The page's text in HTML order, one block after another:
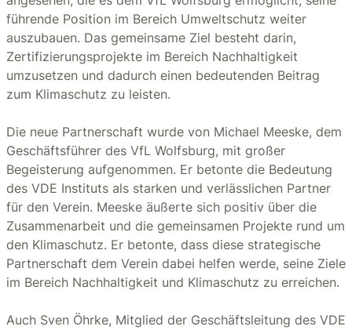
führende Position im Bereich Umweltschutz weiter
auszubauen. Das gemeinsame Ziel besteht darin,
Zertifizierungsprojekte im Bereich Nachhaltigkeit
umzusetzen und dadurch einen bedeutenden Beitrag
zum Klimaschutz zu leisten.
Die neue Partnerschaft wurde von Michael Meeske, dem
Geschäftsführer des VfL Wolfsburg, mit großer
Begeisterung aufgenommen. Er betonte die Bedeutung
des VDE Instituts als starken und verlässlichen Partner
für den Verein. Meeske äußerte sich positiv über die
Zusammenarbeit und die gemeinsamen Projekte rund um
den Klimaschutz. Er betonte, dass diese strategische
Partnerschaft dem Verein dabei helfen werde, seine Ziele
im Bereich Nachhaltigkeit und Klimaschutz zu erreichen.
Auch Sven Öhrke, Mitglied der Geschäftsleitung des VDE